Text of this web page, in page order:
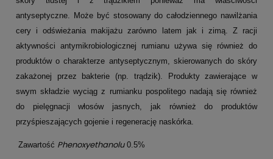
antyseptyczne. Może być stosowany do całodziennego nawilżania
cery i odświeżania makijażu zarówno latem jak i zimą. Z racji
aktywności antymikrobiologicznej rumianu używa się również do
produktów o charakterze antyseptycznym, skierowanych do skóry
zakażonej przez bakterie (np. trądzik). Produkty zawierające w
swym składzie wyciąg z rumianku pospolitego nadają się również
do pielęgnacji włosów jasnych, jak również do produktów
przyśpieszających gojenie i regenerację naskórka.
Zawartość Phenoxyethanolu0.5%